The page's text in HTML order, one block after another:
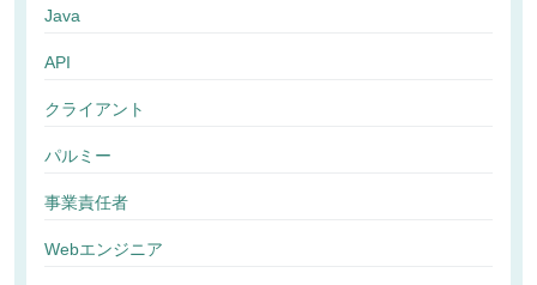
Java
API
クライアント
パルミー
事業責任者
Webエンジニア